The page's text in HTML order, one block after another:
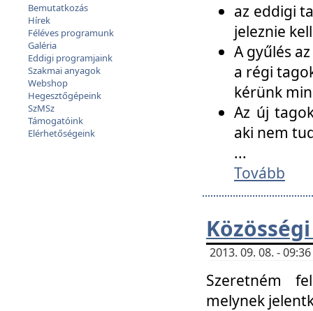
Bemutatkozás
Hírek
Féléves programunk
Galéria
Eddigi programjaink
Szakmai anyagok
Webshop
Hegesztőgépeink
SzMSz
Támogatóink
Elérhetőségeink
az eddigi
jeleznie
A gyűlés
a régi
kérünk
Az új
aki nem
...
Tovább
2013. 09. 08. -
Szeretném
melynek